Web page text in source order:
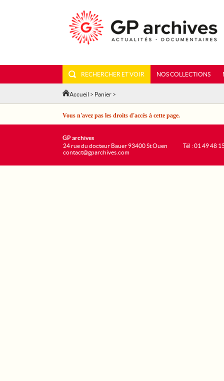
RECHERCHER ET VOIR NOS COLLECTIONS
Accueil > Panier >
Vous n'avez pas les droits d'accès à cette page.
GP archives
24 rue du docteur Bauer 93400 St Ouen
contact@gparchives.com
Tél : 01 49 48